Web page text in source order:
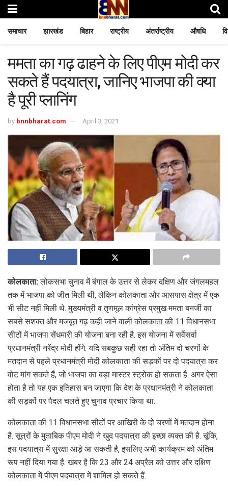
समाचार झारखंड बिहार राष्ट्रीय अंतर्राष्ट्रीय औषधि
ममता का गढ़ ढाहने के लिए पीएम मोदी कर
सकते हैं पदयात्रा, जानिए भाजपा की क्या
है पूरी प्लानिंग
by bnnbharat.com April 3, 2021
कोलकाता:लोकसभा चुनाव में बंगाल के उत्तर से लेकर दक्षिण और जंगलमहल
तक में भाजपा को जीत मिली थी, लेकिन कोलकाता और आसपास क्षेत्र में एक
भी सीट नहीं मिली थे. मुख्यमंत्री व तृणमूल कांग्रेस प्रमुख ममता बनर्जी का
सबसे सशक्त और मजबूत गढ़ कही जाने वाली कोलकाता की 11 विधानसभा
सीटों में भाजपा सेंधमारी की योजना बना रही है. इस योजना में सर्वेसर्वा
प्रधानमंत्री नरेंद्र मोदी होंगे. यदि सबकुछ सही रहा तो अंतिम दो चरणों के
मतदान से पहले प्रधानमंत्री मोदी कोलकाता की सड़कों पर दो पदयात्रा कर
वोट मांग सकते हैं, जो भाजपा का बड़ा मास्टर स्ट्रोक हो सकता है. अगर ऐसा
होता है तो यह एक इतिहास बन जाएगा कि देश के प्रधानमंत्री ने कोलकाता
की सड़कों पर पैदल चलते हुए चुनाव प्रचार किया था.
कोलकाता की 11 विधानसभा सीटों पर आखिरी के दो चरणों में मतदान होना
है. सूत्रों के मुताबिक पीएम मोदी ने खुद पदयात्रा की इच्छा व्यक्त की है. चूंकि,
इस पदयात्रा में सुरक्षा आड़े आ सकती है, इसलिए अभी कार्यक्रम को अंतिम
रूप नहीं दिया गया है. खबर है कि 23 और 24 अप्रैल को उत्तर और दक्षिण
कोलकाता में पीएम पदयात्रा में शामिल हो सकते हैं.